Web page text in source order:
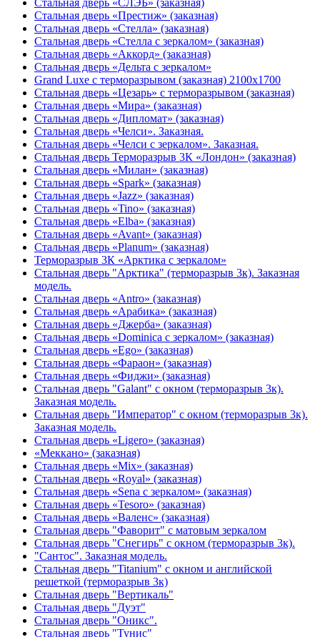
Стальная дверь «Престиж» (заказная)
Стальная дверь «Стелла» (заказная)
Стальная дверь «Стелла с зеркалом» (заказная)
Стальная дверь «Аккорд» (заказная)
Стальная дверь «Дельта с зеркалом»
Grand Luxe с терморазрывом (заказная) 2100х1700
Стальная дверь «Цезарь» с терморазрывом (заказная)
Стальная дверь «Мира» (заказная)
Стальная дверь «Дипломат» (заказная)
Стальная дверь «Челси». Заказная.
Стальная дверь «Челси с зеркалом». Заказная.
Стальная дверь Терморазрыв 3К «Лондон» (заказная)
Стальная дверь «Милан» (заказная)
Стальная дверь «Spark» (заказная)
Стальная дверь «Jazz» (заказная)
Стальная дверь «Tino» (заказная)
Стальная дверь «Elba» (заказная)
Стальная дверь «Avant» (заказная)
Стальная дверь «Planum» (заказная)
Терморазрыв 3К «Арктика с зеркалом»
Стальная дверь "Арктика" (терморазрыв 3к). Заказная
модель.
Стальная дверь «Antro» (заказная)
Стальная дверь «Арабика» (заказная)
Стальная дверь «Джерба» (заказная)
Стальная дверь «Dominica с зеркалом» (заказная)
Стальная дверь «Ego» (заказная)
Стальная дверь «Фараон» (заказная)
Стальная дверь «Фиджи» (заказная)
Стальная дверь "Galant" с окном (терморазрыв 3к).
Заказная модель.
Стальная дверь "Император" с окном (терморазрыв 3к).
Заказная модель.
Стальная дверь «Ligero» (заказная)
«Меккано» (заказная)
Стальная дверь «Mix» (заказная)
Стальная дверь «Royal» (заказная)
Стальная дверь «Sena с зеркалом» (заказная)
Стальная дверь «Tesoro» (заказная)
Стальная дверь «Валенс» (заказная)
Стальная дверь "Фаворит" с матовым зеркалом
Стальная дверь "Снегирь" с окном (терморазрыв 3к).
"Сантос". Заказная модель.
Стальная дверь "Titanium" с окном и английской
решеткой (терморазрыв 3к)
Стальная дверь "Вертикаль"
Стальная дверь "Дуэт"
Стальная дверь "Оникс".
Стальная дверь "Тунис"